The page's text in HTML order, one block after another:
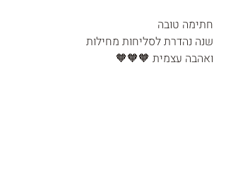
חתימה טובה
שנה נהדרת לסליחות מחילות
ואהבה עצמית 🧡🧡🧡